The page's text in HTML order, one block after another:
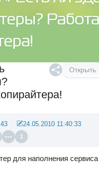
Открыть
1
24.05.2010 11:40:33
для наполнения